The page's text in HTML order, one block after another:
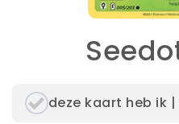
deze kaart heb ik